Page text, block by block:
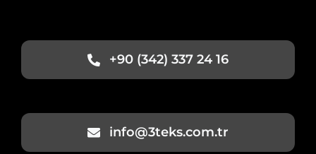
+90 (342) 337 24 16
info@3teks.com.tr